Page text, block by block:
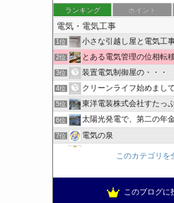
ランキング ポイント
1位 小さな引越し屋と電気工
2位 とある電気管理の位相転
3位 装置電気制御屋の・・・
4位 クリーンライフ始めまして
5位 東洋電装株式会社すたっ
6位 太陽光発電で、第二の年金.JP茨
7位 電気の泉
電気工事ナビ 総合電気工事
まぁ、ちゃんと仕事がで
このカテゴリを
このブログに